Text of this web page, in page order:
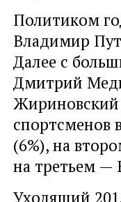
Политиком
Владимир
Далее с
Дмитрий
Жириновский
спортсменов
(6%), на
на третьем —
Уходящий